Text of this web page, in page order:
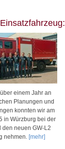
einem Jahr an
Planungen und
konnten wir am
in Würzburg bei der
den neuen GW-L2
nehmen. [mehr]